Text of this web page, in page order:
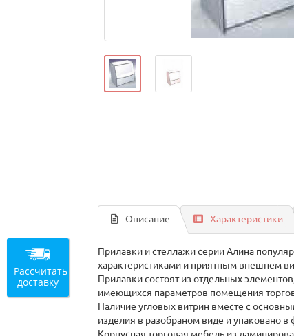
Описание Характеристики
Прилавки и стеллажи серии Алина
характеристиками и приятным внешнем
Прилавки состоят из отдельных
имеющихся параметров помещения
Наличие угловых витрин вместе с
изделия в разобраном виде и упаковано в
Рассчитать
доставку